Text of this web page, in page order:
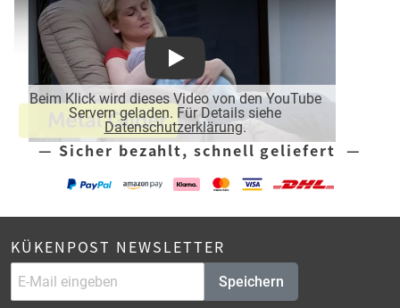
Beim Klick wird dieses Video von den YouTube
Servern geladen. Für Details siehe
Datenschutzerklärung.
Play
— Sicher bezahlt, schnell geliefert —
KÜKENPOST NEWSLETTER
Speichern